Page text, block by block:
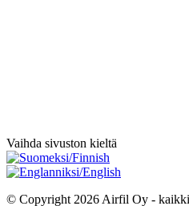
Vaihda sivuston kieltä
© Copyright 2026 Airfil Oy - kaikki